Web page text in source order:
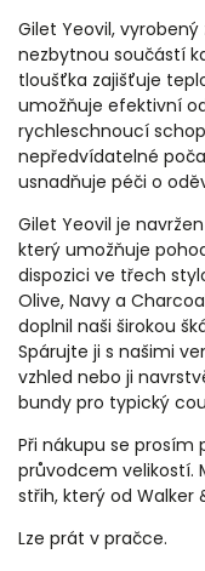
Gilet Yeovil,
nezbytnou součástí
tloušťka zajišťuje
umožňuje efektivní
rychleschnoucí
nepředvídatelné
usnadňuje péči o
Gilet Yeovil je
který umožňuje
dispozici ve třech
Olive, Navy a
doplnil naši širokou
Spárujte ji s našimi
vzhled nebo ji
bundy pro typický
Při nákupu se
průvodcem velikostí.
střih, který od Walker
Lze prát v pračce.